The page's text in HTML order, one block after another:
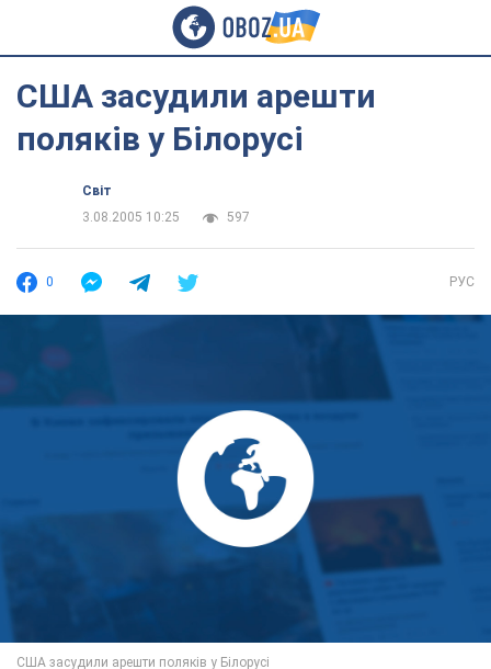
США засудили арешти
поляків у Білорусі
Світ
3.08.2005 10:25
597
0 РУС